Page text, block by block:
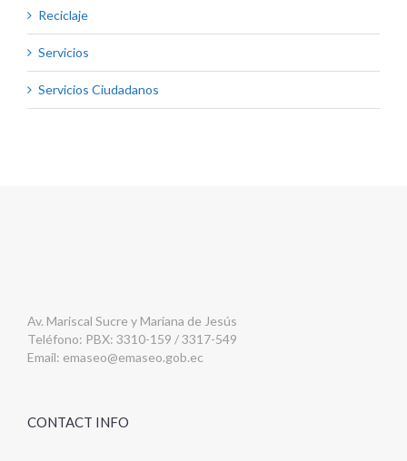
Reciclaje
Servicios
Servicios Ciudadanos
Av. Mariscal Sucre y Mariana de Jesús
Teléfono: PBX: 3310-159 / 3317-549
Email: emaseo@emaseo.gob.ec
CONTACT INFO